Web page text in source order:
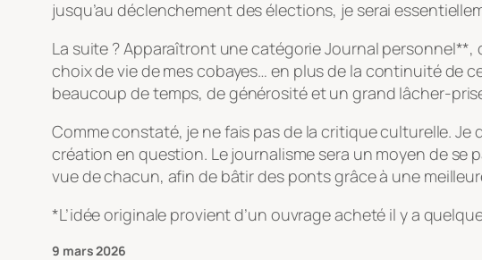
jusqu’au déclenchement des élections, je serai
La suite ? Apparaîtront une catégorieJournal personnel**,
choix de vie de mes cobayes… en plus de la continuité de
beaucoup de temps, de générosité et un grand lâcher-
Comme constaté, je ne fais pas de la critique culturelle.
création en question. Le journalisme sera un moyen de se
vue de chacun, afin de bâtir des ponts grâce à une
*L’idée originale provient d’un ouvrage acheté il y a
9 mars 2026